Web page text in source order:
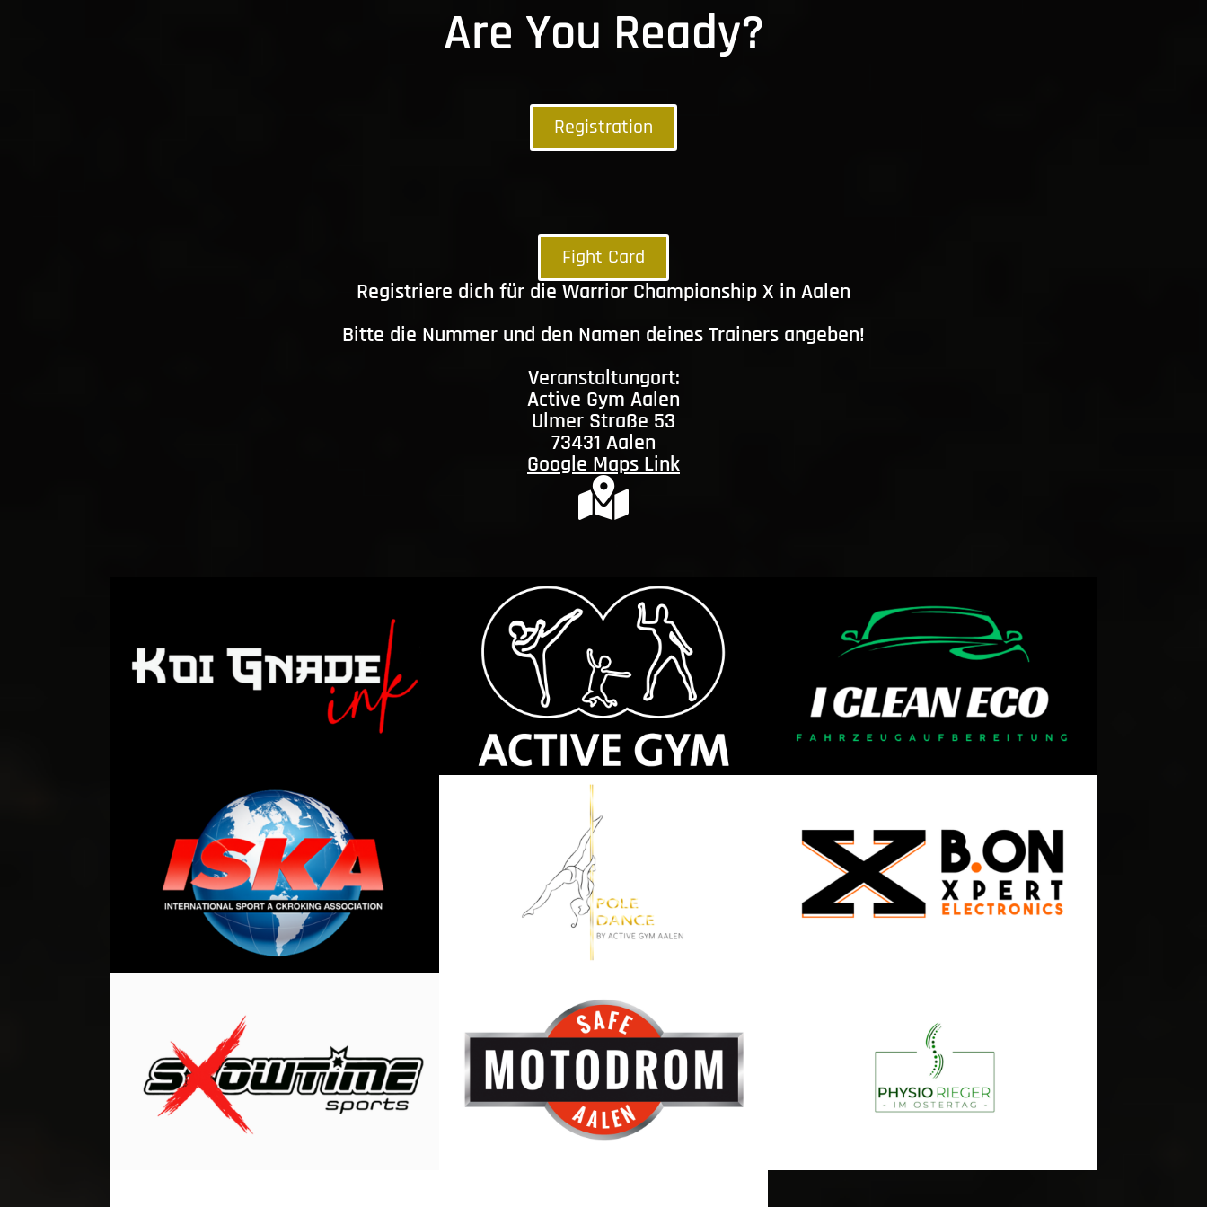
Are You Ready?
Registration
Fight Card
Registriere dich für die Warrior Championship X in Aalen
Bitte die Nummer und den Namen deines Trainers angeben!
Veranstaltungort:
Active Gym Aalen
Ulmer Straße 53
73431 Aalen
Google Maps Link